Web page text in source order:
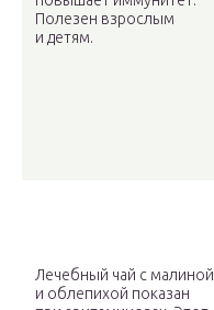
Полезен взрослым
и детям.
Лечебный чай с малиной
и облепихой показан